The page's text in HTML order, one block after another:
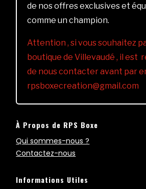
de nos offres exclusives et
comme un champion.
Attention , si vous souhaitez
boutique de Villevaudé , il est
de nous contacter avant par
rpsboxecreation@gmail.com
À Propos de RPS Boxe
Qui sommes-nous ?
Contactez-nous
Informations Utiles